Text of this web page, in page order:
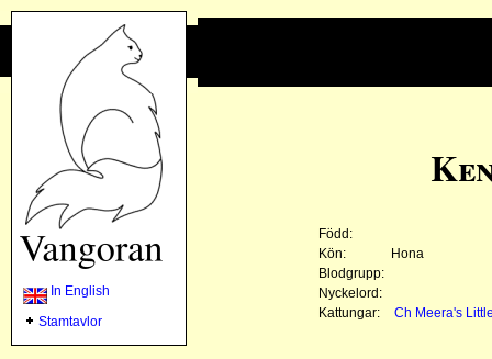
In English
Stamtavlor
Född:
Kön:
Hona
Blodgrupp:
Nyckelord:
Kattungar:
Ch Meera's